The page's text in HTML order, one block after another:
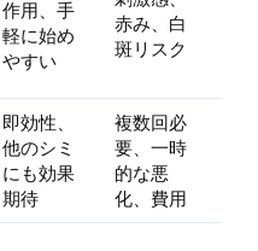
作用、手
軽に始め
やすい
赤み、白
斑リスク
即効性、
他のシミ
にも効果
期待
複数回必
要、一時
的な悪
化、費用